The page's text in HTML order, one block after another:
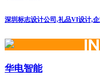
深圳标志设计公司,礼品VI设计,
华电智能